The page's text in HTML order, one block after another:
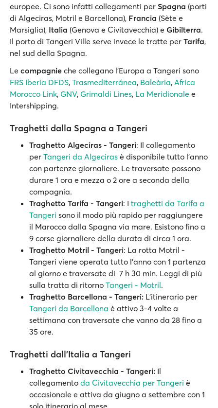
europee. Ci sono infatti collegamenti per Spagna (porti
di Algeciras, Motril e Barcellona), Francia (Sète e
Marsiglia), Italia (Genova e Civitavecchia) e Gibilterra.
Il porto di Tangeri Ville serve invece le tratte per Tarifa,
nel sud della Spagna.
Le compagnie che collegano l'Europa a Tangeri sono
FRS Iberia DFDS, Trasmediterránea, Baleària, Africa
Morocco Link, GNV, Grimaldi Lines, La Meridionale e
Intershipping.
Traghetti dalla Spagna a Tangeri
Traghetto Algeciras - Tangeri: Il collegamento
per Tangeri da Algeciras è disponibile tutto l'anno
con partenze giornaliere. Le traversate possono
durare 1 ora e mezza o 2 ore a seconda della
compagnia.
Traghetto Tarifa - Tangeri: I traghetti da Tarifa a
Tangeri sono il modo più rapido per raggiungere
il Marocco dalla Spagna via mare. Esistono fino a
9 corse giornaliere della durata di circa 1 ora.
Traghetto Motril - Tangeri: La rotta Motril -
Tangeri viene operata tutto l'anno con 1 partenza
al giorno e traversate di 7 h 30 min. Leggi di più
sulla tratta di ritorno Tangeri - Motril.
Traghetto Barcellona - Tangeri: L'itinerario per
Tangeri da Barcellona è attivo 3-4 volte a
settimana con traversate che vanno da 28 fino a
35 ore.
Traghetti dall'Italia a Tangeri
Traghetto Civitavecchia - Tangeri: Il
collegamento da Civitavecchia per Tangeri è
occasionale e attiva da giugno a settembre con 1
solo itinerario al mese.